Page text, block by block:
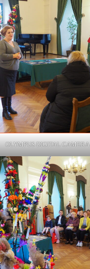
OLYMPUS DIGITAL CAMERA